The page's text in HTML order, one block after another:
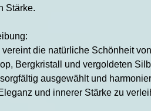
Stärke.
vereint die natürliche Schönheit
Bergkristall und vergoldeten
ausgewählt und
und innerer Stärke zu